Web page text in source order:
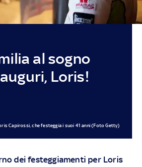
al sogno
Loris!
Capirossi, che festeggia i suoi 41 anni (Foto Getty)
dei festeggiamenti per Loris